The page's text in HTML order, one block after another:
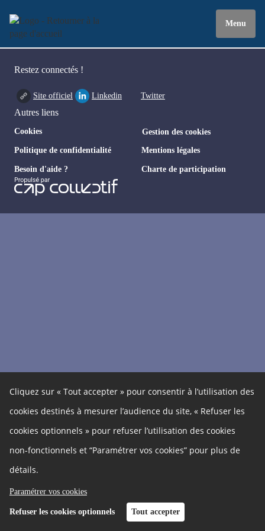
Menu
Cliquez sur « Tout accepter » pour consentir à l’utilisation des
cookies destinés à mesurer l’audience du site, « Refuser les
cookies optionnels » pour refuser l’utilisation des cookies
non-fonctionnels et “Paramétrer vos cookies” pour plus de
détails.
Paramétrer vos cookies
Refuser les cookies optionnels Tout accepter
Restez connectés !
Site officiel Linkedin Twitter
Autres liens
Cookies Gestion des cookies
Politique de confidentialité Mentions légales
Besoin d'aide ? Charte de participation